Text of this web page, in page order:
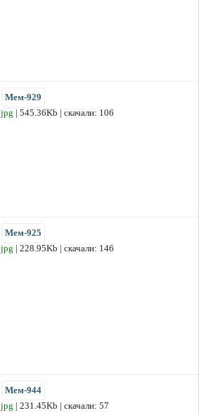
Мем-929
jpg | 545.36Kb | скачали: 106
Мем-925
jpg | 228.95Kb | скачали: 146
Мем-944
jpg | 231.45Kb | скачали: 57